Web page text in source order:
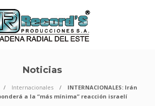
Noticias
Internacionales
INTERNACIONALES: Irán
a la “más mínima” reacción israelí